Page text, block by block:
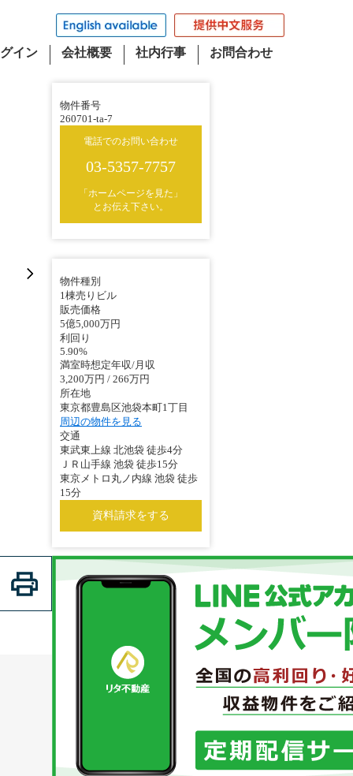
イン 会社概要 社内行事 お問合わせ
物件番号
260701-ta-7
電話でのお問い合わせ
03-5357-7757
「ホームページを見た」
とお伝え下さい。
物件種別
1棟売りビル
販売価格
5億5,000万円
利回り
5.90%
満室時想定年収/月収
3,200万円 / 266万円
所在地
東京都豊島区池袋本町1丁目
周辺の物件を見る
交通
東武東上線 北池袋 徒歩4分
ＪＲ山手線 池袋 徒歩15分
東京メトロ丸ノ内線 池袋 徒歩
15分
資料請求をする